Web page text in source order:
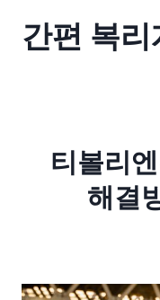
간편 복리
티볼리
해결